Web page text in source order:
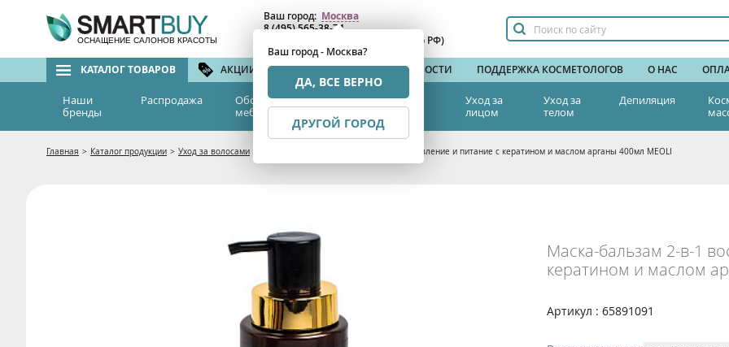
ОСНАЩЕНИЕ САЛОНОВ КРАСОТЫ
Ваш город: Москва
Ваш город - Москва?
ДА, ВСЕ ВЕРНО
ДРУГОЙ ГОРОД
8 (495) 565-38-74
(бесплатный по РФ)
КАТАЛОГ ТОВАРОВ АКЦИИ И СКИДКИ БРЕНДЫ НОВОСТИ ПОДДЕРЖКА КОСМЕТОЛОГОВ О НАС
Наши
бренды
Распродажа
Оборудование и
мебель
Эстетическая
медицина
Уход за
лицом
Уход за
телом
Депиляция
Главная > Каталог продукции > Уход за волосами Маска-бальзам 2-в-1 восстановление и питание с кератином и маслом арганы 400мл MEOLI
Маска-бальзам 2-в-1
кератином и маслом
Артикул : 65891091